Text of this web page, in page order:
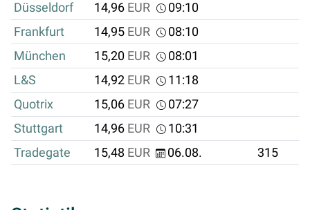
Düsseldorf
14,96 EUR
09:10
Frankfurt
14,95 EUR
08:10
München
15,20 EUR
08:01
L&S
14,92 EUR
11:18
Quotrix
15,06 EUR
07:27
Stuttgart
14,96 EUR
10:31
Tradegate
15,48 EUR 06.08. 315